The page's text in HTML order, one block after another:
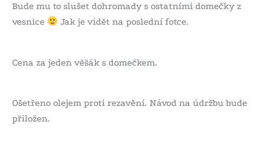
Bude mu to slušet dohromady s ostatními domečky z
vesnice
Jak je vidět na poslední fotce.
Cena za jeden věšák s domečkem.
Ošetřeno olejem proti rezavění. Návod na údržbu bude
přiložen.